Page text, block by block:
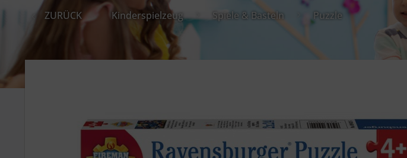
ZURÜCK Kinderspielzeug Spiele & Basteln Puzzle